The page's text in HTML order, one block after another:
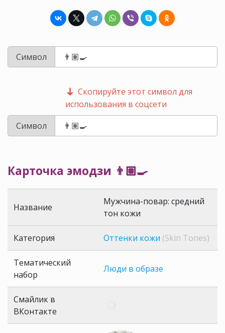
Символ
Скопируйте этот символ для
использования в соцсети
Символ
Карточка эмодзи 👨🏽‍🍳
Название
Мужчина-повар: средний
тон кожи
Категория Оттенки кожи (Skin Tones)
Тематический
набор
Люди в образе
Смайлик в
ВКонтакте